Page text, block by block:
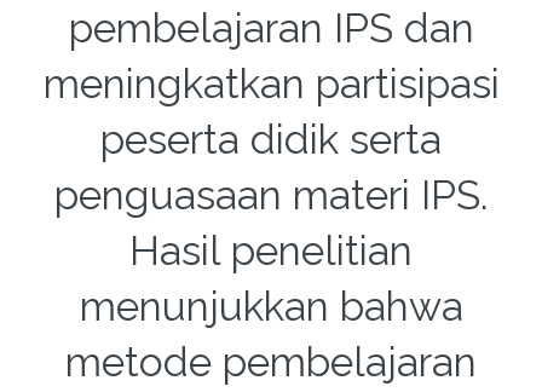
pembelajaran IPS dan
meningkatkan partisipasi
peserta didik serta
penguasaan materi IPS.
Hasil penelitian
menunjukkan bahwa
metode pembelajaran